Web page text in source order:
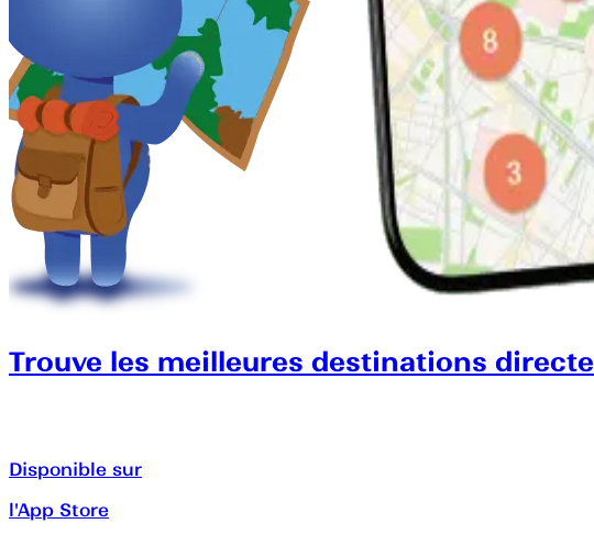
Trouve les meilleures destinations
Disponible sur
l'App Store